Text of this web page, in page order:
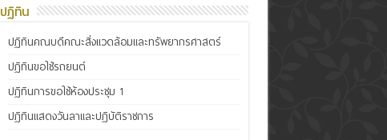
ปฏิทิน
ปฏิทินคณบดีคณะสิ่งแวดล้อมและทรัพยากรศาสตร์
ปฏิทินขอใช้รถยนต์
ปฏิทินการขอใช้ห้องประชุม 1
ปฏิทินแสดงวันลาและปฏิบัติราชการ